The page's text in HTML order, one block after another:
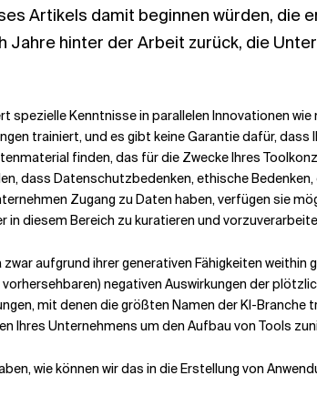
Artikels damit beginnen würden, die
hinter der Arbeit zurück, die
Kenntnisse in parallelen Innovationen
trainiert, und es gibt keine Garantie dafür, dass
finden, das für die Zwecke Ihres
dass Datenschutzbedenken, ethische
Zugang zu Daten haben, verfügen sie
diesem Bereich zu kuratieren und
aufgrund ihrer generativen Fähigkeiten
negativen Auswirkungen der
mit denen die größten Namen der KI-
Ihres Unternehmens um den Aufbau von Tools
wie können wir das in die Erstellung von